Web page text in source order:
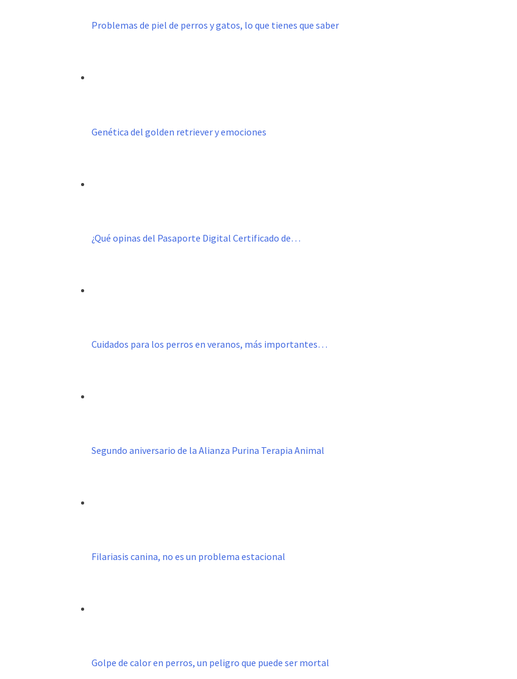
Problemas de piel de perros y gatos, lo que tienes que saber
Genética del golden retriever y emociones
¿Qué opinas del Pasaporte Digital Certificado de…
Cuidados para los perros en veranos, más importantes…
Segundo aniversario de la Alianza Purina Terapia Animal
Filariasis canina, no es un problema estacional
Golpe de calor en perros, un peligro que puede ser mortal